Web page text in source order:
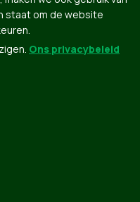
staat om de website
Ons privacybeleid